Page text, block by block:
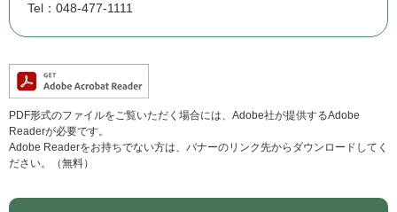
Tel：048-477-1111
PDF形式のファイルをご覧いただく場合には、Adobe社が提供するAdobe
Readerが必要です。
Adobe Readerをお持ちでない方は、バナーのリンク先からダウンロードしてく
ださい。（無料）